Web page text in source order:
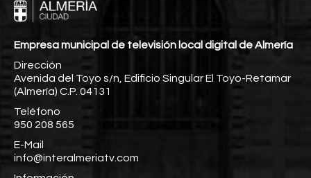
Empresa municipal de televisión local digital de Almería
Dirección
Avenida del Toyo s/n, Edificio Singular El Toyo-Retamar
(Almería) C.P. 04131
Teléfono
950 208 565
E-Mail
info@interalmeriatv.com